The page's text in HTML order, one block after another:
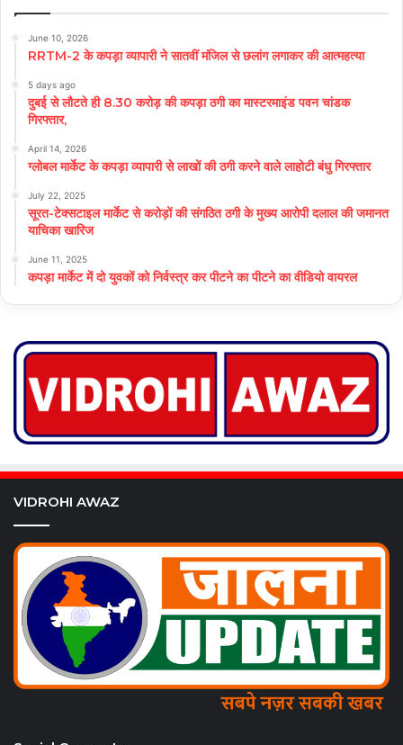
June 10, 2026
RRTM-2 के कपड़ा व्यापारी ने सातवीं मंजिल से छलांग लगाकर की आत्महत्या
5 days ago
दुबई से लौटते ही 8.30 करोड़ की कपड़ा ठगी का मास्टरमाइंड पवन चांडक
गिरफ्तार,
April 14, 2026
ग्लोबल मार्केट के कपड़ा व्यापारी से लाखों की ठगी करने वाले लाहोटी बंधु गिरफ्तार
July 22, 2025
सूरत-टेक्सटाइल मार्केट से करोड़ों की संगठित ठगी के मुख्य आरोपी दलाल की जमानत
याचिका खारिज
June 11, 2025
कपड़ा मार्केट में दो युवकों को निर्वस्त्र कर पीटने का पीटने का वीडियो वायरल
VIDROHI AWAZ